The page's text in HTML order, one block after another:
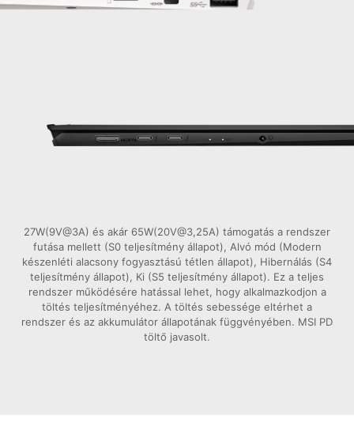
27W(9V@3A) és akár 65W(20V@3,25A) támogatás a rendszer
futása mellett (S0 teljesítmény állapot), Alvó mód (Modern
készenléti alacsony fogyasztású tétlen állapot), Hibernálás (S4
teljesítmény állapot), Ki (S5 teljesítmény állapot). Ez a teljes
rendszer működésére hatással lehet, hogy alkalmazkodjon a
töltés teljesítményéhez. A töltés sebessége eltérhet a
rendszer és az akkumulátor állapotának függvényében. MSI PD
töltő javasolt.